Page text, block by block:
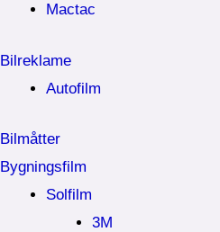
Mactac
Bilreklame
Autofilm
Bilmåtter
Bygningsfilm
Solfilm
3M